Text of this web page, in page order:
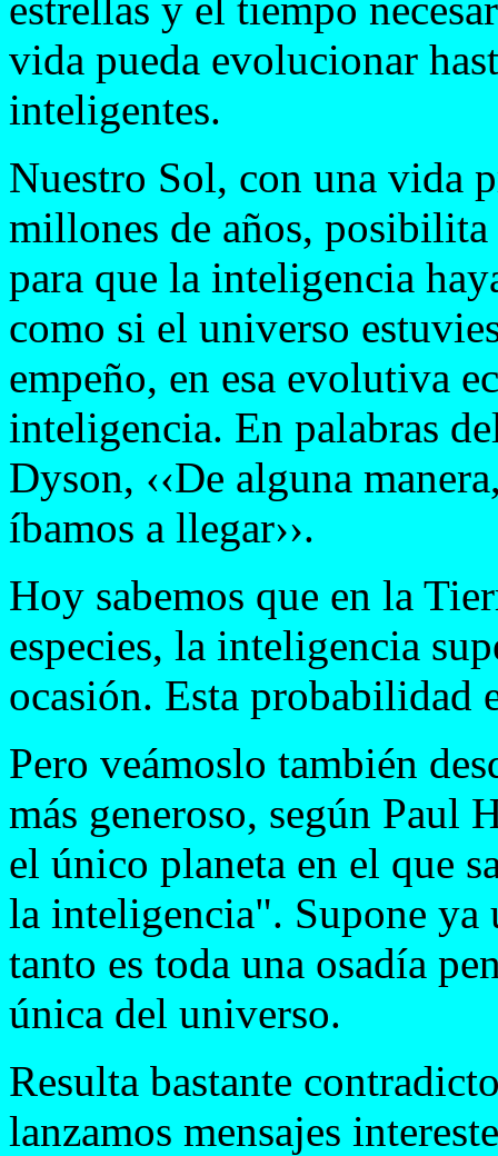
vida pueda evolucionar
inteligentes.
Nuestro Sol, con una vida
millones de años,
para que la inteligencia
como si el universo
empeño, en esa evolutiva
inteligencia. En palabras
Dyson, ‹‹De alguna
íbamos a llegar››.
Hoy sabemos que en la
especies, la inteligencia
ocasión. Esta probabilidad
Pero veámoslo también
más generoso, según
el único planeta en el que
la inteligencia". Supone ya
tanto es toda una osadía
única del universo.
Resulta bastante
lanzamos mensajes